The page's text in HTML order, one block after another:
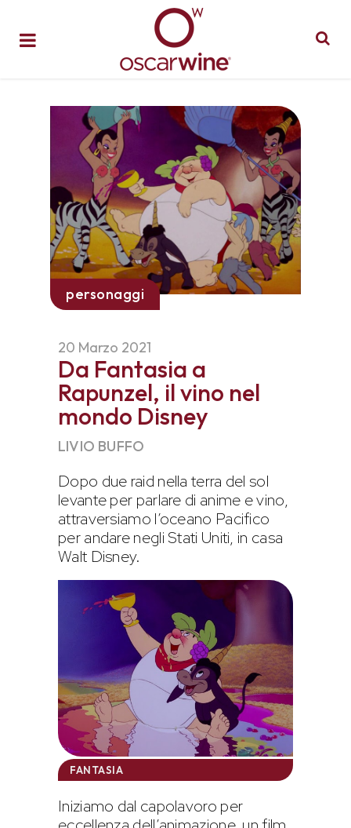
personaggi
20 Marzo 2021
Da Fantasia a
Rapunzel, il vino nel
mondo Disney
LIVIO BUFFO
Dopo due raid nella terra del sol
levante per parlare di anime e vino,
attraversiamo l’oceano Pacifico
per andare negli Stati Uniti, in casa
Walt Disney.
FANTASIA
Iniziamo dal capolavoro per